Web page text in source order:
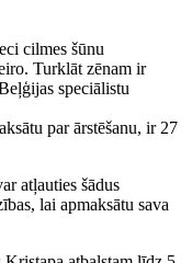
cilmes šūnu
Turklāt zēnam ir
speciālistu
par ārstēšanu, ir 27
atļauties šādus
lai apmaksātu sava